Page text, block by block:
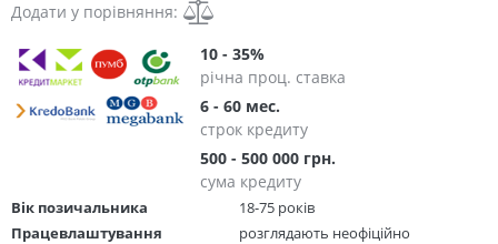
Додати у порівняння:
10 - 35%
річна проц. ставка
6 - 60 мес.
строк кредиту
500 - 500 000 грн.
сума кредиту
Вік позичальника
18-75 років
Працевлаштування
розглядають неофіційно